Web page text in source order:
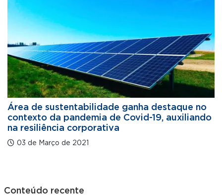
Área de sustentabilidade ganha destaque no
contexto da pandemia de Covid-19, auxiliando
na resiliência corporativa
03 de Março de 2021
Conteúdo recente